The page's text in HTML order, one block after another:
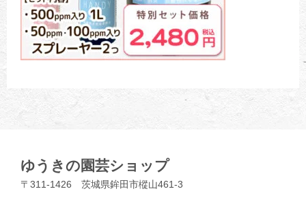
ゆうきの園芸ショップ
〒311-1426 茨城県鉾田市樅山461-3